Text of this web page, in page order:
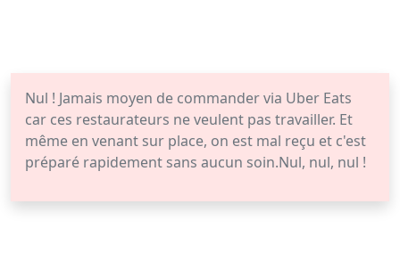
Nul ! Jamais moyen de commander via Uber Eats
car ces restaurateurs ne veulent pas travailler. Et
même en venant sur place, on est mal reçu et c'est
préparé rapidement sans aucun soin.Nul, nul, nul !